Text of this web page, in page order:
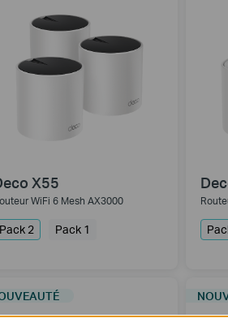
X55
WiFi 6 Mesh AX3000
Pack 2 Pack 1